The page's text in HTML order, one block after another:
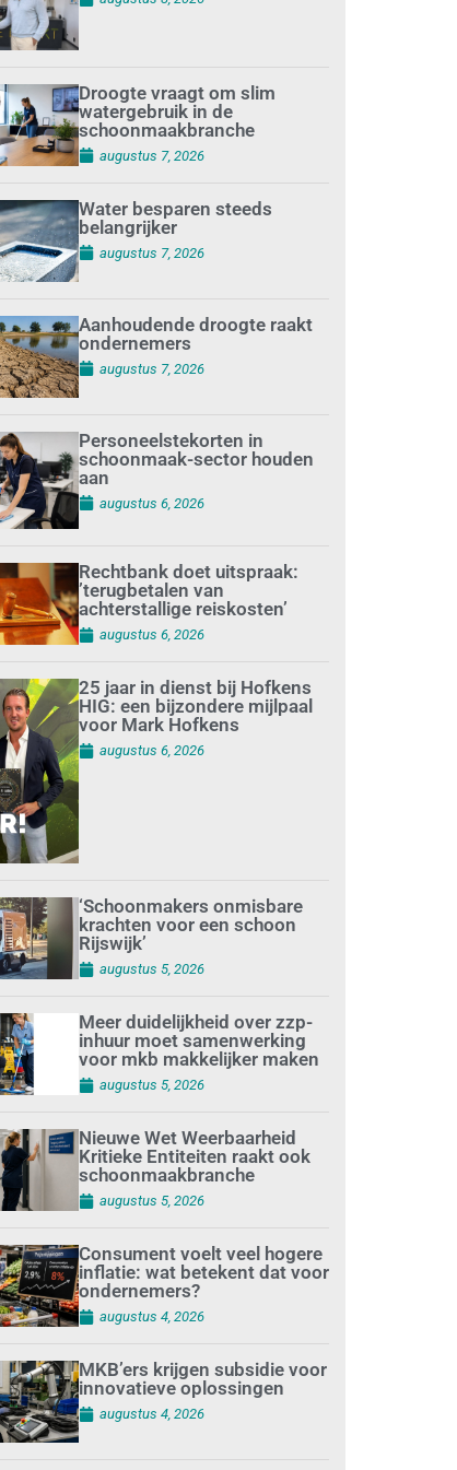
Droogte vraagt om slim
watergebruik in de
schoonmaakbranche
augustus 7, 2026
Water besparen steeds
belangrijker
augustus 7, 2026
Aanhoudende droogte raakt
ondernemers
augustus 7, 2026
Personeelstekorten in
schoonmaak-sector houden
aan
augustus 6, 2026
Rechtbank doet uitspraak:
’terugbetalen van
achterstallige reiskosten’
augustus 6, 2026
25 jaar in dienst bij Hofkens
HIG: een bijzondere mijlpaal
voor Mark Hofkens
augustus 6, 2026
‘Schoonmakers onmisbare
krachten voor een schoon
Rijswijk’
augustus 5, 2026
Meer duidelijkheid over zzp-
inhuur moet samenwerking
voor mkb makkelijker maken
augustus 5, 2026
Nieuwe Wet Weerbaarheid
Kritieke Entiteiten raakt ook
schoonmaakbranche
augustus 5, 2026
Consument voelt veel hogere
inflatie: wat betekent dat voor
ondernemers?
augustus 4, 2026
MKB’ers krijgen subsidie voor
innovatieve oplossingen
augustus 4, 2026